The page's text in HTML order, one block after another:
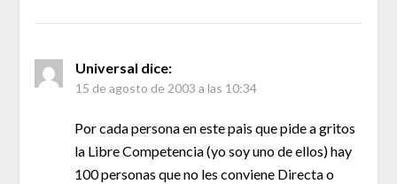
Universal dice:
15 de agosto de 2003 a las 10:34
Por cada persona en este pais que pide a gritos
la Libre Competencia (yo soy uno de ellos) hay
100 personas que no les conviene Directa o